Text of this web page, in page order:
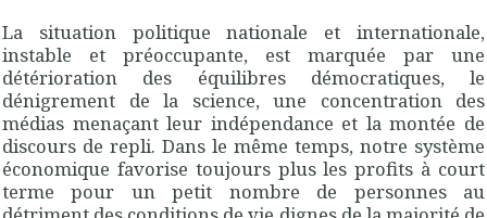
La situation politique nationale et internationale,
instable et préoccupante, est marquée par une
détérioration des équilibres démocratiques, le
dénigrement de la science, une concentration des
médias menaçant leur indépendance et la montée de
discours de repli. Dans le même temps, notre système
économique favorise toujours plus les profits à court
terme pour un petit nombre de personnes au